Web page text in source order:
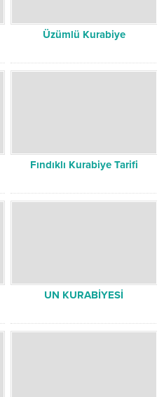
Üzümlü Kurabiye
Fındıklı Kurabiye Tarifi
UN KURABİYESİ